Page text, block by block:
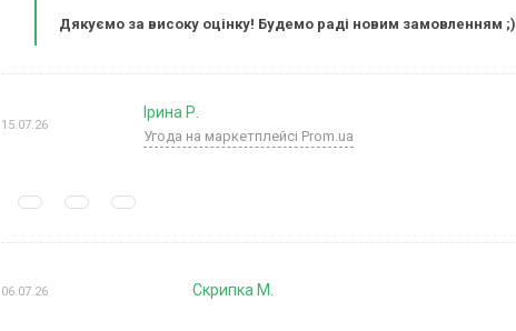
Дякуємо за високу оцінку! Будемо раді новим замовленням ;)
15.07.26
Ірина Р.
Угода на маркетплейсі Prom.ua
06.07.26 Скрипка М.